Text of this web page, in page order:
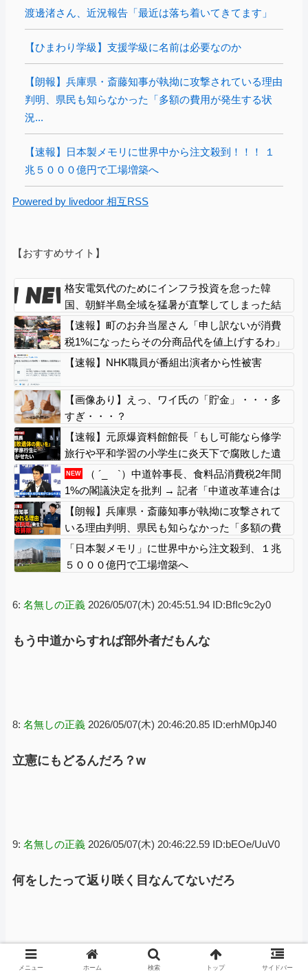
渡邊渚さん、近況報告「最近は落ち着いてきてます」
【ひまわり学級】支援学級に名前は必要なのか
【朗報】兵庫県・斎藤知事が執拗に攻撃されている理由
判明、県民も知らなかった「多額の費用が発生する状
況...
【速報】日本製メモリに世界中から注文殺到！！！ １
兆５０００億円で工場増築へ
Powered by livedoor 相互RSS
【おすすめサイト】
格安電気代のためにインフラ投資を怠った韓
国、朝鮮半島全域を猛暑が直撃してしまった結
果……
【速報】町のお弁当屋さん「申し訳ないが消費
税1%になったらその分商品代を値上げするわ」
「うちも！」
【速報】NHK職員が番組出演者から性被害
【画像あり】えっ、ワイ氏の「貯金」・・・多
すぎ・・・？
【速報】元原爆資料館館長「もし可能なら修学
旅行や平和学習の小学生に炎天下で腐敗した遺
体の臭いを再現し嗅がせたい」
NEW
（ ´_ゝ`）中道幹事長、食料品消費税2年間
1%の閣議決定を批判 → 記者「中道改革連合は
食料品消費税ゼロを公約に掲げていたが？」→
階猛氏「
【朗報】兵庫県・斎藤知事が執拗に攻撃されて
いる理由判明、県民も知らなかった「多額の費
用が発生する状況」を一斉排除
「日本製メモリ」に世界中から注文殺到、１兆
５０００億円で工場増築へ
6: 名無しの正義 2026/05/07(木) 20:45:51.94 ID:BfIc9c2y0
もう中道からすれば部外者だもんな
8: 名無しの正義 2026/05/07(木) 20:46:20.85 ID:erhM0pJ40
立憲にもどるんだろ？w
9: 名無しの正義 2026/05/07(木) 20:46:22.59 ID:bEOe/UuV0
何をしたって返り咲く目なんてないだろ
10:名無しの正義 2026/05/07(木) 20:46:57.18 ID:R3VGRAwq0
メニュー ホーム 検索 トップ サイドバー